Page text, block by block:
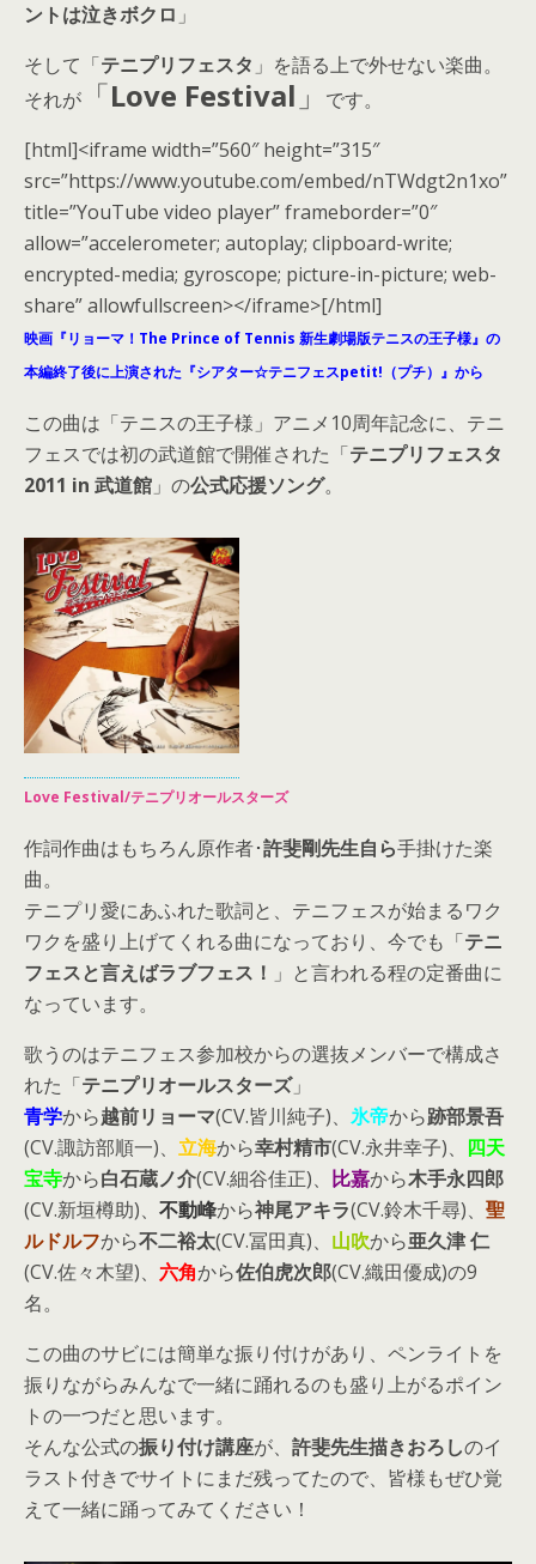
ントは泣きボクロ 」
そして「テニプリフェスタ 」を語る上で外せない楽曲。
それが
「Love Festival 」
です。
[html]<iframe width=”560″ height=”315″
src=”https://www.youtube.com/embed/nTWdgt2n1xo”
title=”YouTube video player” frameborder=”0″
allow=”accelerometer; autoplay; clipboard-write;
encrypted-media; gyroscope; picture-in-picture; web-
share” allowfullscreen></iframe>[/html]
映画『リョーマ！The Prince of Tennis 新生劇場版テニスの王子様』の
本編終了後に上演された『シアター☆テニフェスpetit!（プチ）』から
この曲は「テニスの王子様」アニメ10周年記念に、テニ
フェスでは初の武道館で開催された「テニプリフェスタ
2011 in 武道館 」の公式応援ソング。
Love Festival/テニプリオールスターズ
作詞作曲はもちろん原作者･許斐剛先生自ら手掛けた楽
曲。
テニプリ愛にあふれた歌詞と、テニフェスが始まるワク
ワクを盛り上げてくれる曲になっており、今でも「テニ
フェスと言えばラブフェス！ 」と言われる程の定番曲に
なっています。
歌うのはテニフェス参加校からの選抜メンバーで構成さ
れた「テニプリオールスターズ」
青学から越前リョーマ(CV.皆川純子)、 氷帝から跡部景吾
(CV.諏訪部順一)、 立海から幸村精市(CV.永井幸子)、 四天
宝寺から白石蔵ノ介(CV.細谷佳正)、 比嘉から木手永四郎
(CV.新垣樽助)、 不動峰から神尾アキラ(CV.鈴木千尋)、 聖
ルドルフから不二裕太(CV.冨田真)、 山吹から亜久津 仁
(CV.佐々木望)、 六角から佐伯虎次郎(CV.織田優成)の9
名。
この曲のサビには簡単な振り付けがあり、ペンライトを
振りながらみんなで一緒に踊れるのも盛り上がるポイン
トの一つだと思います。
そんな公式の振り付け講座が、 許斐先生描きおろしのイ
ラスト付きでサイトにまだ残ってたので、皆様もぜひ覚
えて一緒に踊ってみてください！